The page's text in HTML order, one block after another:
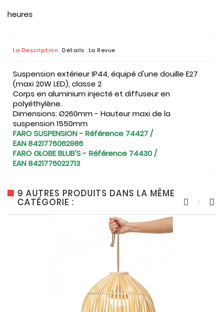
heures
La Description Détails La Revue
Suspension extérieur IP44, équipé d'une douille E27
(maxi 20W LED), classe 2
Corps en aluminium injecté et diffuseur en
polyéthylène.
Dimensions: Ø260mm - Hauteur maxi de la
suspension 1550mm
FARO SUSPENSION - Référence 74427 /
EAN 8421776062986
FARO GLOBE BLUB'S - Référence 74430 /
EAN 8421776022713
9 AUTRES PRODUITS DANS LA MÊME
CATÉGORIE :